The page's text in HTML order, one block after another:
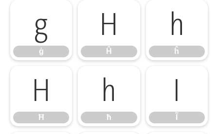
ģ
ģ
Ĥ
Ĥ
ĥ
ĥ
Ħ
Ħ
ħ
ħ
Ĩ